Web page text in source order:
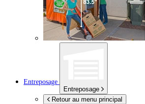
Entreposage
Entreposage
Retour au menu principal